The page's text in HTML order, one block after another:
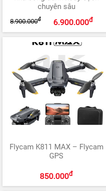
chuyên sâu
6.900.000đ
8.900.000đ
Flycam K811 MAX – Flycam
GPS
850.000đ